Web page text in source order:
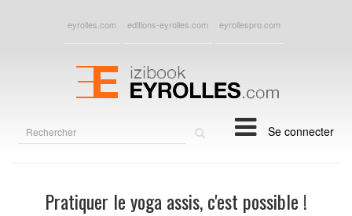
eyrolles.com editions-eyrolles.com eyrollespro.com
Se connecter
Pratiquer le yoga assis, c'est possible !